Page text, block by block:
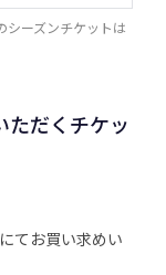
ーズンチケットは
ただくチケッ
てお買い求めい